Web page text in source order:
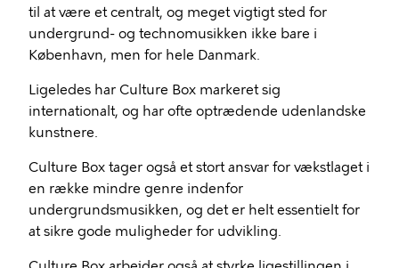
til at være et centralt, og meget vigtigt sted for
undergrund- og technomusikken ikke bare i
København, men for hele Danmark.
Ligeledes har Culture Box markeret sig
internationalt, og har ofte optrædende udenlandske
kunstnere.
Culture Box tager også et stort ansvar for vækstlaget i
en række mindre genre indenfor
undergrundsmusikken, og det er helt essentielt for
at sikre gode muligheder for udvikling.